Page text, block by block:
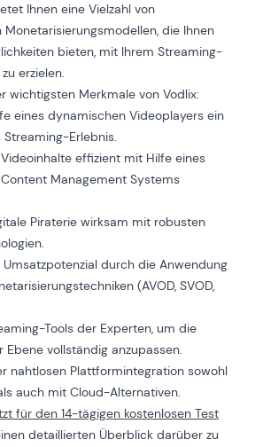
Ihnen eine Vielzahl von
die Ihnen
bieten, mit Ihrem Streaming-
erzielen.
wichtigsten Merkmale von Vodlix:
eines dynamischen Videoplayers ein
Erlebnis.
effizient mit Hilfe eines
Management Systems
Piraterie wirksam mit robusten
Umsatzpotenzial durch die Anwendung
(AVOD, SVOD,
Tools der Experten, um die
vollständig anzupassen.
nahtlosen Plattformintegration sowohl
auch mit Cloud-Alternativen.
für den 14-tägigen kostenlosen Test
detaillierten Überblick darüber zu